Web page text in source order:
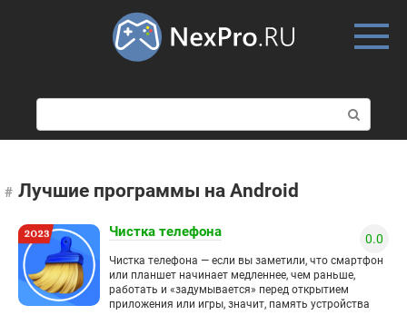
о
и
к
:
Лучшие программы на Android
Чистка телефона 0.0
Чистка телефона — если вы заметили, что смартфон
или планшет начинает медленнее, чем раньше,
работать и «задумывается» перед открытием
приложения или игры, значит, память устройства